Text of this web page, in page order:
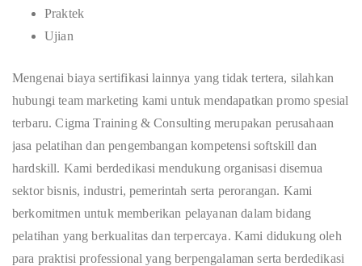
Praktek
Ujian
Mengenai biaya sertifikasi lainnya yang tidak tertera, silahkan
hubungi team marketing kami untuk mendapatkan promo spesial
terbaru. Cigma Training & Consulting merupakan perusahaan
jasa pelatihan dan pengembangan kompetensi softskill dan
hardskill. Kami berdedikasi mendukung organisasi disemua
sektor bisnis, industri, pemerintah serta perorangan. Kami
berkomitmen untuk memberikan pelayanan dalam bidang
pelatihan yang berkualitas dan terpercaya. Kami didukung oleh
para praktisi professional yang berpengalaman serta berdedikasi